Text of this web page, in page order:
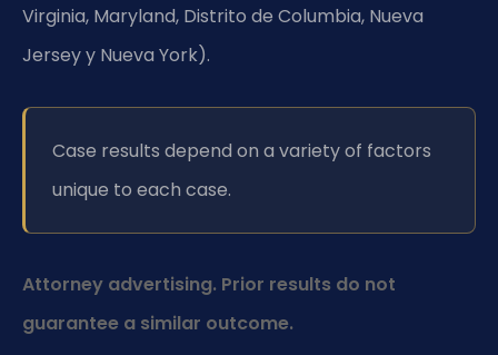
Virginia, Maryland, Distrito de Columbia, Nueva
Jersey y Nueva York).
Case results depend on a variety of factors
unique to each case.
Attorney advertising. Prior results do not
guarantee a similar outcome.